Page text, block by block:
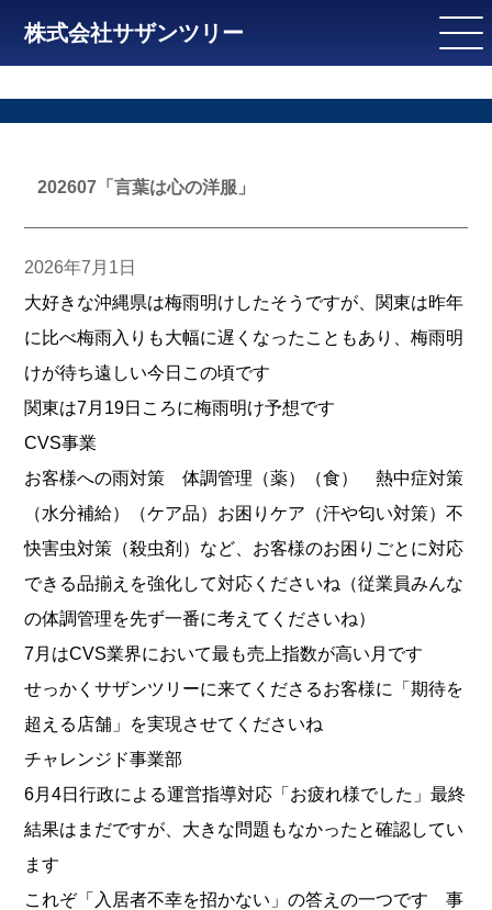
株式会社サザンツリー
202607「言葉は心の洋服」
2026年7月1日
大好きな沖縄県は梅雨明けしたそうですが、関東は昨年
に比べ梅雨入りも大幅に遅くなったこともあり、梅雨明
けが待ち遠しい今日この頃です
関東は7月19日ころに梅雨明け予想です
CVS事業
お客様への雨対策 体調管理（薬）（食） 熱中症対策
（水分補給）（ケア品）お困りケア（汗や匂い対策）不
快害虫対策（殺虫剤）など、お客様のお困りごとに対応
できる品揃えを強化して対応くださいね（従業員みんな
の体調管理を先ず一番に考えてくださいね）
7月はCVS業界において最も売上指数が高い月です
せっかくサザンツリーに来てくださるお客様に「期待を
超える店舗」を実現させてくださいね
チャレンジド事業部
6月4日行政による運営指導対応「お疲れ様でした」最終
結果はまだですが、大きな問題もなかったと確認してい
ます
これぞ「入居者不幸を招かない」の答えの一つです 事